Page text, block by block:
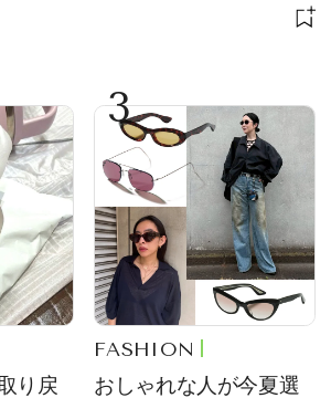
り戻
3
FASHION
おしゃれな人が今夏選